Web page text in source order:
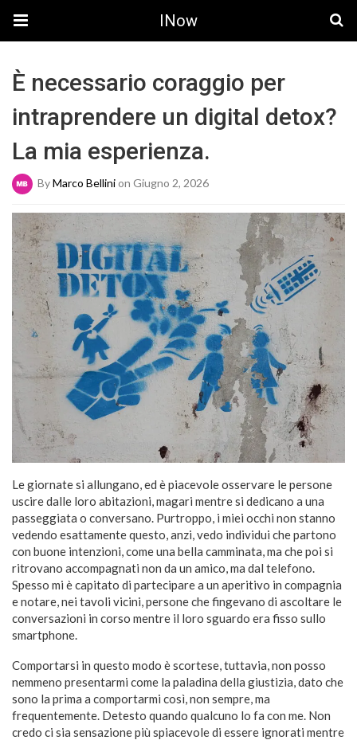
INow
È necessario coraggio per
intraprendere un digital detox?
La mia esperienza.
ByMarco Bellinion Giugno 2, 2026
Le giornate si allungano, ed è piacevole osservare le persone
uscire dalle loro abitazioni, magari mentre si dedicano a una
passeggiata o conversano. Purtroppo, i miei occhi non stanno
vedendo esattamente questo, anzi, vedo individui che partono
con buone intenzioni, come una bella camminata, ma che poi si
ritrovano accompagnati non da un amico, ma dal telefono.
Spesso mi è capitato di partecipare a un aperitivo in compagnia
e notare, nei tavoli vicini, persone che fingevano di ascoltare le
conversazioni in corso mentre il loro sguardo era fisso sullo
smartphone.
Comportarsi in questo modo è scortese, tuttavia, non posso
nemmeno presentarmi come la paladina della giustizia, dato che
sono la prima a comportarmi così, non sempre, ma
frequentemente. Detesto quando qualcuno lo fa con me. Non
credo ci sia sensazione più spiacevole di essere ignorati mentre